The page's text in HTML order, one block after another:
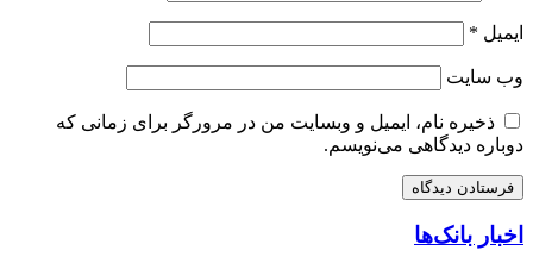
ایمیل *
وب‌ سایت
ذخیره نام، ایمیل و وبسایت من در مرورگر برای زمانی که
دوباره دیدگاهی می‌نویسم.
اخبار بانک‌ها